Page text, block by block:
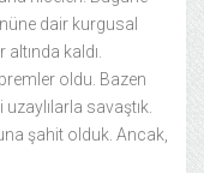
dair kurgusal
kaldı.
oldu. Bazen
savaştık.
şahit olduk. Ancak,